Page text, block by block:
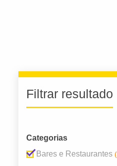
Filtrar resultado
Categorias
Bares e Restaurantes